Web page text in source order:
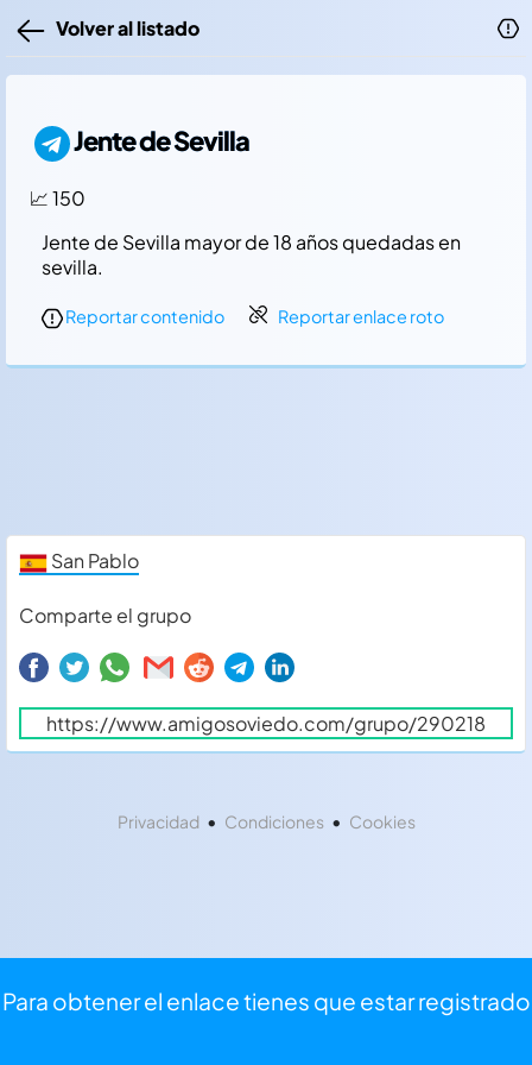
Volver al listado
Jente de Sevilla
📈 150
Jente de Sevilla mayor de 18 años quedadas en
sevilla.
Para obtener el enlace tienes que estar registrado
Reportar contenido Reportar enlace roto
San Pablo
Comparte el grupo
Privacidad• Condiciones• Cookies